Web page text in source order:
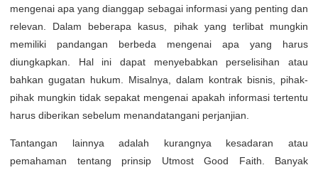
mengenai apa yang dianggap sebagai informasi yang penting dan
relevan. Dalam beberapa kasus, pihak yang terlibat mungkin
memiliki pandangan berbeda mengenai apa yang harus
diungkapkan. Hal ini dapat menyebabkan perselisihan atau
bahkan gugatan hukum. Misalnya, dalam kontrak bisnis, pihak-
pihak mungkin tidak sepakat mengenai apakah informasi tertentu
harus diberikan sebelum menandatangani perjanjian.
Tantangan lainnya adalah kurangnya kesadaran atau
pemahaman tentang prinsip Utmost Good Faith. Banyak